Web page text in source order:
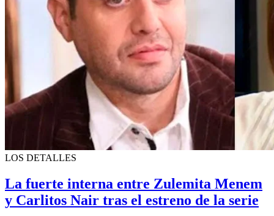
LOS DETALLES
La fuerte interna entre Zulemita Menem
y Carlitos Nair tras el estreno de la serie